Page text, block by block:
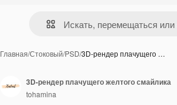
Главная/Стоковый/PSD/3D-рендер плачущего …
3D-рендер плачущего желтого смайлика
tohamina